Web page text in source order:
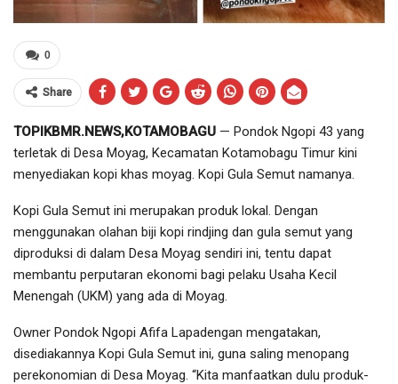
0
Share
TOPIKBMR.NEWS,KOTAMOBAGU — Pondok Ngopi 43 yang
terletak di Desa Moyag, Kecamatan Kotamobagu Timur kini
menyediakan kopi khas moyag. Kopi Gula Semut namanya.
Kopi Gula Semut ini merupakan produk lokal. Dengan
menggunakan olahan biji kopi rindjing dan gula semut yang
diproduksi di dalam Desa Moyag sendiri ini, tentu dapat
membantu perputaran ekonomi bagi pelaku Usaha Kecil
Menengah (UKM) yang ada di Moyag.
Owner Pondok Ngopi Afifa Lapadengan mengatakan,
disediakannya Kopi Gula Semut ini, guna saling menopang
perekonomian di Desa Moyag. “Kita manfaatkan dulu produk-